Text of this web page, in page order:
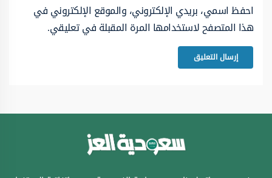
احفظ اسمي، بريدي الإلكتروني، والموقع الإلكتروني في
هذا المتصفح لاستخدامها المرة المقبلة في تعليقي.